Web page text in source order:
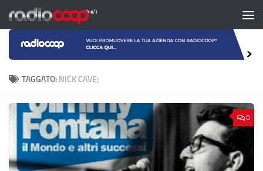
Salta al contenuto
TAGGATO: NICK CAVE;
0